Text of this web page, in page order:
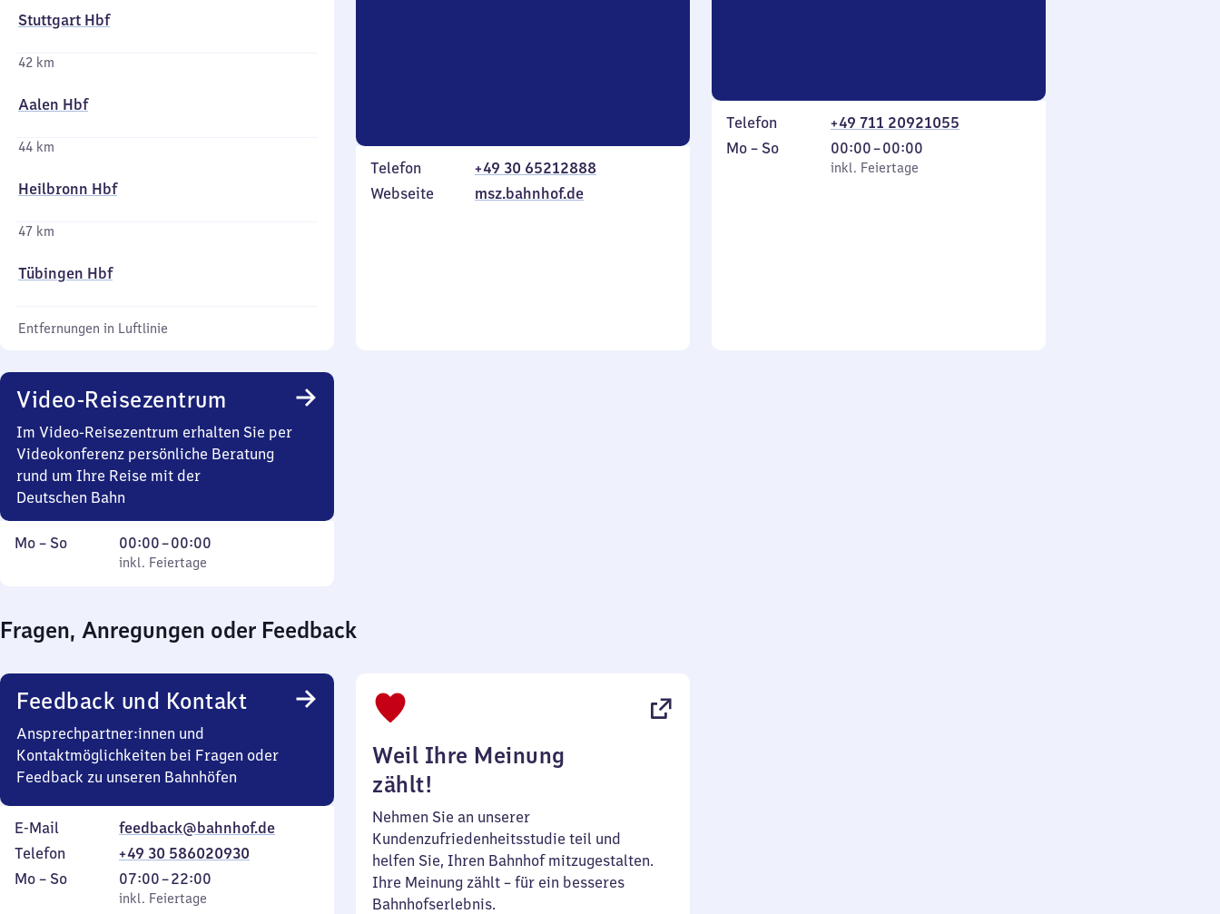
Stuttgart Hbf
42 km
Aalen Hbf
44 km
Heilbronn Hbf
47 km
Tübingen Hbf
Entfernungen in Luftlinie
Telefon
+49 30 65212888
Webseite
msz.bahnhof.de
Telefon
+49 711 20921055
Montag
Mo – So,
inkl. Feiertage
00:00–00:00
Von
0
inkl. Feiertage
Video-Reisezentrum
Im Video-Reisezentrum erhalten Sie per
Videokonferenz persönliche Beratung
rund um Ihre Reise mit der
Deutschen Bahn
Montag
Mo – So,
inkl. Feiertage
00:00–00:00
Von
0
0
inkl. Feiertage
Fragen, Anregungen oder Feedback
Feedback und Kontakt
Ansprechpartner:innen und
Kontaktmöglichkeiten bei Fragen oder
Feedback zu unseren Bahnhöfen
E-Mail
feedback@bahnhof.de
Telefon
+49 30 586020930
Montag
Mo – So,
inkl. Feiertage
07:00–22:00
Von
7
inkl. Feiertage
Weil Ihre Meinung
zählt!
Nehmen Sie an unserer
Kundenzufriedenheitsstudie teil und
helfen Sie, Ihren Bahnhof mitzugestalten.
Ihre Meinung zählt – für ein besseres
Bahnhofserlebnis.